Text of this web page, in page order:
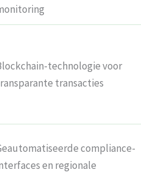
technologie voor
transacties
compliance-
en regionale